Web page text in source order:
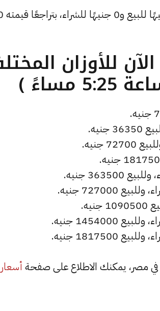
كما انخفض سعر الأونصة بالدولار
ما هو سعر الذهب عيار 21 الآن للأوزان
أسعار